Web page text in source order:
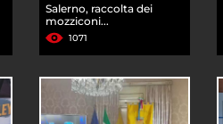
Salerno, raccolta dei
mozziconi...
1071